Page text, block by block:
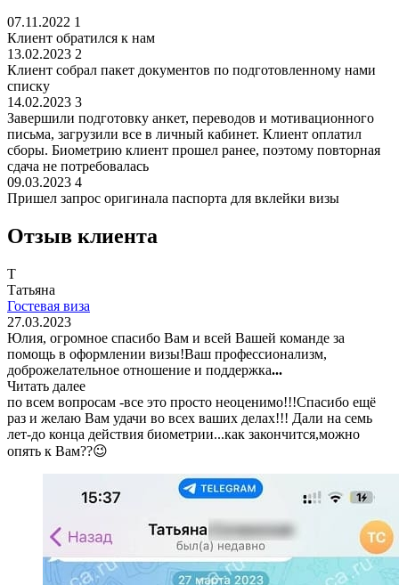
07.11.2022 1
Клиент обратился к нам
13.02.2023 2
Клиент собрал пакет документов по подготовленному нами
списку
14.02.2023 3
Завершили подготовку анкет, переводов и мотивационного
письма, загрузили все в личный кабинет. Клиент оплатил
сборы. Биометрию клиент прошел ранее, поэтому повторная
сдача не потребовалась
09.03.2023 4
Пришел запрос оригинала паспорта для вклейки визы
Отзыв клиента
Т
Татьяна
Гостевая виза
27.03.2023
Юлия, огромное спасибо Вам и всей Вашей команде за
помощь в оформлении визы!Ваш профессионализм,
доброжелательное отношение и поддержка...
Читать далее
по всем вопросам -все это просто неоценимо!!!Спасибо ещё
раз и желаю Вам удачи во всех ваших делах!!! Дали на семь
лет-до конца действия биометрии...как закончится,можно
опять к Вам??😉